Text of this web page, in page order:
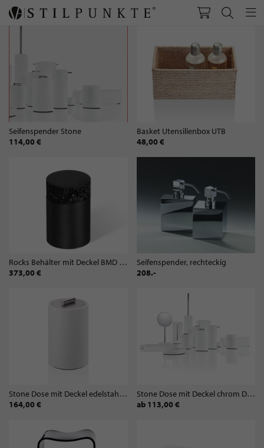
Seifenspender Stone
114,00 €
Basket Utensilienbox UTB
48,00 €
Rocks Behälter mit Deckel BMD schwarz matt
373,00 €
Seifenspender, rechteckig
208.-
Stone Dose mit Deckel edelstahl DMD Größe L
164,00 €
Stone Dose mit Deckel chrom DMD
ab 113,00 €